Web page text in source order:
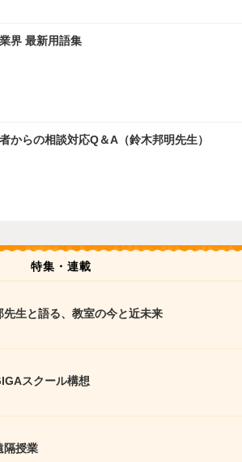
界 最新用語集
からの相談対応Q＆A（鈴木邦明先生）
特集・連載
先生と語る、教室の今と近未来
スクール構想
隔授業